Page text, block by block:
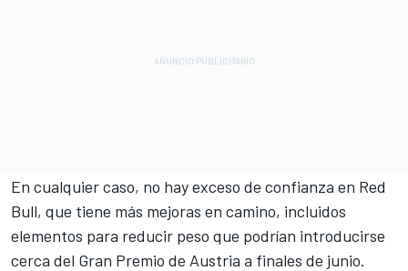
En cualquier caso, no hay exceso de confianza en Red
Bull, que tiene más mejoras en camino, incluidos
elementos para reducir peso que podrían introducirse
cerca del Gran Premio de Austria a finales de junio.